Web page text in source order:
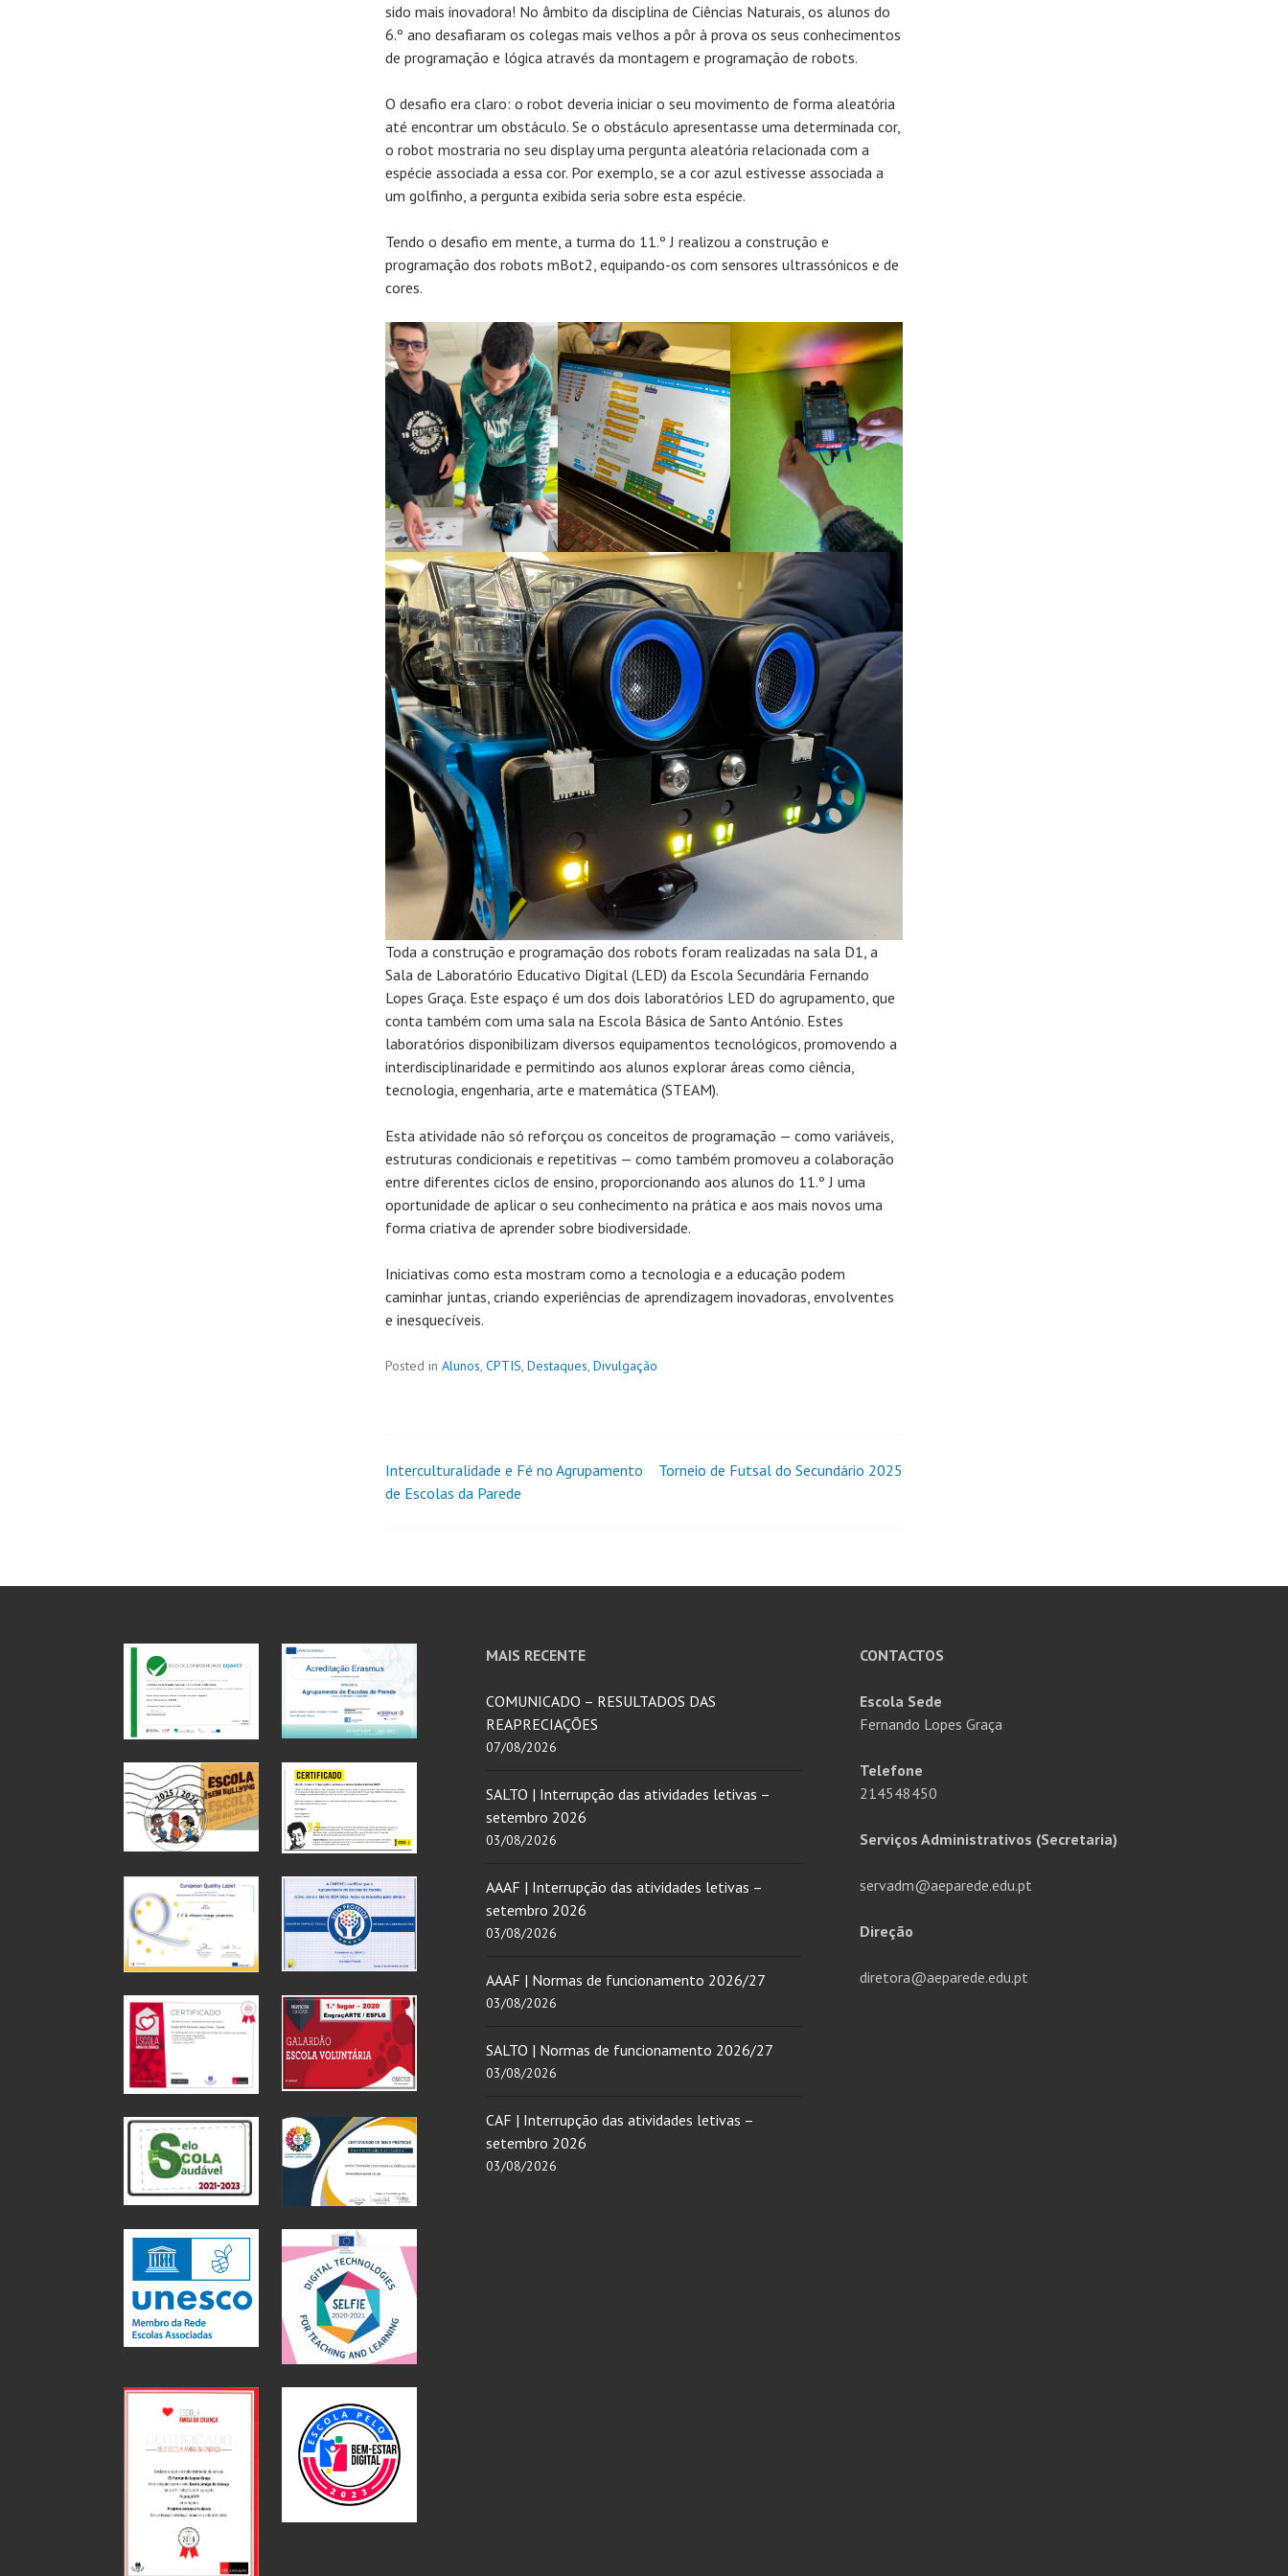
sido mais inovadora! No âmbito da disciplina de Ciências Naturais, os alunos do
6.º ano desafiaram os colegas mais velhos a pôr à prova os seus conhecimentos
de programação e lógica através da montagem e programação de robots.
O desafio era claro: o robot deveria iniciar o seu movimento de forma aleatória
até encontrar um obstáculo. Se o obstáculo apresentasse uma determinada cor,
o robot mostraria no seu display uma pergunta aleatória relacionada com a
espécie associada a essa cor. Por exemplo, se a cor azul estivesse associada a
um golfinho, a pergunta exibida seria sobre esta espécie.
Tendo o desafio em mente, a turma do 11.º J realizou a construção e
programação dos robots mBot2, equipando-os com sensores ultrassónicos e de
cores.
Toda a construção e programação dos robots foram realizadas na sala D1, a
Sala de Laboratório Educativo Digital (LED) da Escola Secundária Fernando
Lopes Graça. Este espaço é um dos dois laboratórios LED do agrupamento, que
conta também com uma sala na Escola Básica de Santo António. Estes
laboratórios disponibilizam diversos equipamentos tecnológicos, promovendo a
interdisciplinaridade e permitindo aos alunos explorar áreas como ciência,
tecnologia, engenharia, arte e matemática (STEAM).
Esta atividade não só reforçou os conceitos de programação — como variáveis,
estruturas condicionais e repetitivas — como também promoveu a colaboração
entre diferentes ciclos de ensino, proporcionando aos alunos do 11.º J uma
oportunidade de aplicar o seu conhecimento na prática e aos mais novos uma
forma criativa de aprender sobre biodiversidade.
Iniciativas como esta mostram como a tecnologia e a educação podem
caminhar juntas, criando experiências de aprendizagem inovadoras, envolventes
e inesquecíveis.
Posted in Alunos, CPTIS, Destaques, Divulgação
Interculturalidade e Fé no Agrupamento
de Escolas da Parede
Torneio de Futsal do Secundário 2025
MAIS RECENTE
COMUNICADO – RESULTADOS DAS
REAPRECIAÇÕES
07/08/2026
SALTO | Interrupção das atividades letivas –
setembro 2026
03/08/2026
AAAF | Interrupção das atividades letivas –
setembro 2026
03/08/2026
AAAF | Normas de funcionamento 2026/27
03/08/2026
SALTO | Normas de funcionamento 2026/27
03/08/2026
CAF | Interrupção das atividades letivas –
setembro 2026
03/08/2026
CONTACTOS
Escola Sede
Fernando Lopes Graça
Telefone
214548450
Serviços Administrativos (Secretaria)
servadm@aeparede.edu.pt
Direção
diretora@aeparede.edu.pt